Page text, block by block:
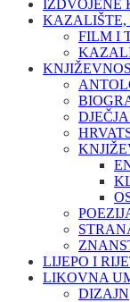
IZDVOJENE
KAZALIŠTE,
FILM I
LIJEPO I
LIKOVNA
DIZAJN